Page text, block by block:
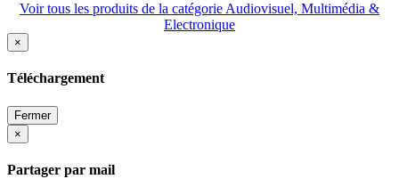
Voir tous les produits de la catégorie Audiovisuel, Multimédia &
Electronique
×
Téléchargement
Fermer
×
Partager par mail